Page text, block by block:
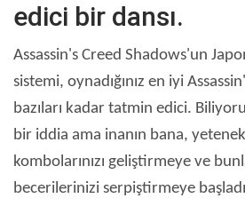
edici bir dansı.
Assassin's Creed Shadows'un
sistemi, oynadığınız en iyi
bazıları kadar tatmin edici.
bir iddia ama inanın bana,
kombolarınızı geliştirmeye ve
becerilerinizi serpiştirmeye